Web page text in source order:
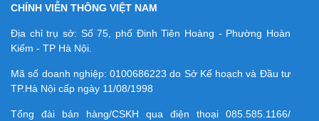
CHÍNH VIỄN THÔNG VIỆT NAM
Địa chỉ trụ sở: Số 75, phố Đinh Tiên Hoàng - Phường Hoàn
Kiếm - TP Hà Nội.
Mã số doanh nghiệp:0100686223 do Sở Kế hoạch và Đầu tư
TP.Hà Nội cấp ngày 11/08/1998
Tổng đài bán hàng/CSKH qua điện thoại 085.585.1166/